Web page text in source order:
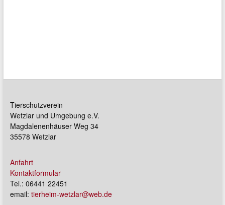
Tierschutzverein
Wetzlar und Umgebung e.V.
Magdalenenhäuser Weg 34
35578 Wetzlar
Anfahrt
Kontaktformular
Tel.: 06441 22451
email: tierheim-wetzlar@web.de